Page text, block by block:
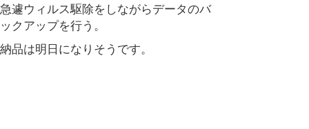
急遽ウィルス駆除をしながらデータのバ
ックアップを行う。
納品は明日になりそうです。